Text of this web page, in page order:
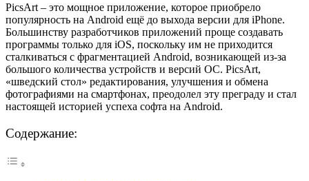
PicsArt – это мощное приложение, которое приобрело
популярность на Android ещё до выхода версии для iPhone.
Большинству разработчиков приложений проще создавать
программы только для iOS, поскольку им не приходится
сталкиваться с фрагментацией Android, возникающей из-за
большого количества устройств и версий ОС. PicsArt,
«шведский стол» редактирования, улучшения и обмена
фотографиями на смартфонах, преодолел эту преграду и стал
настоящей историей успеха софта на Android.
Содержание: